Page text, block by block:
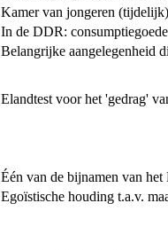
Kamer van jongeren
In de DDR:
Belangrijke aangelegenheid
Elandtest voor het 'gedrag'
Één van de bijnamen van het
Egoïstische houding t.a.v.